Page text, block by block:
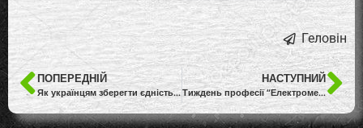
Геловін
ПОПЕРЕДНІЙ
Як українцям зберегти єдність: протидія стереотипам та мові ворожнечі
НАСТУПНИЙ
Тиждень професії “Електромеханік з ремонту та обслуговування ЛОМ”